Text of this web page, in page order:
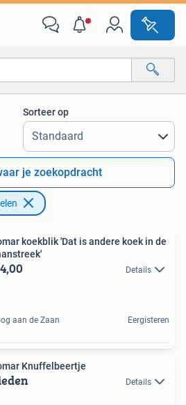
afstanden…
Sorteer op
je zoekopdracht
koekblik 'Dat is andere koek in de
Details
aan de Zaan Eergisteren
Knuffelbeertje
Details